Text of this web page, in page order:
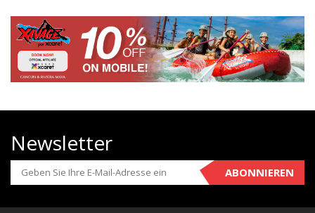
Newsletter
ABONNIEREN